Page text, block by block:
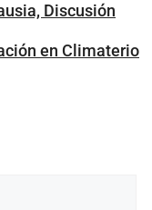
Discusión
en Climaterio